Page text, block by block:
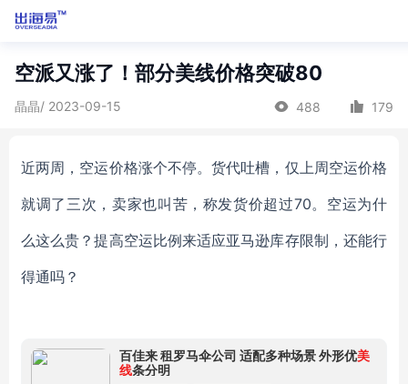
空派又涨了！部分美线价格突破80
晶晶/ 2023-09-15 488 179
近两周，空运价格涨个不停。货代吐槽，仅上周空运价格
就调了三次，卖家也叫苦，称发货价超过70。 空运为什
么这么贵？提高空运比例来适应亚马逊库存限制，还能行
得通吗？
百佳来 租罗马伞公司 适配多种场景 外形优美
线条分明